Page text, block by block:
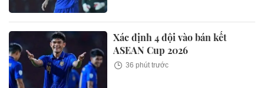
Xác định 4 đội vào bán kết
ASEAN Cup 2026
36 phút trước